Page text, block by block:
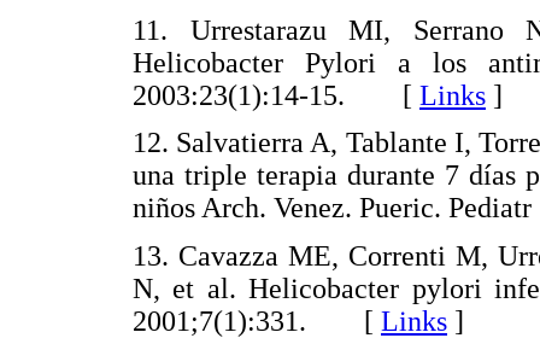
11. Urrestarazu MI,
Helicobacter Pylori a los
2003:23(1):14-15. [ Links ]
12. Salvatierra A, Tablante I,
una triple terapia durante 7 días
niños Arch. Venez. Pueric.
13. Cavazza ME, Correnti M,
N, et al. Helicobacter pylori
2001;7(1):331. [ Links ]